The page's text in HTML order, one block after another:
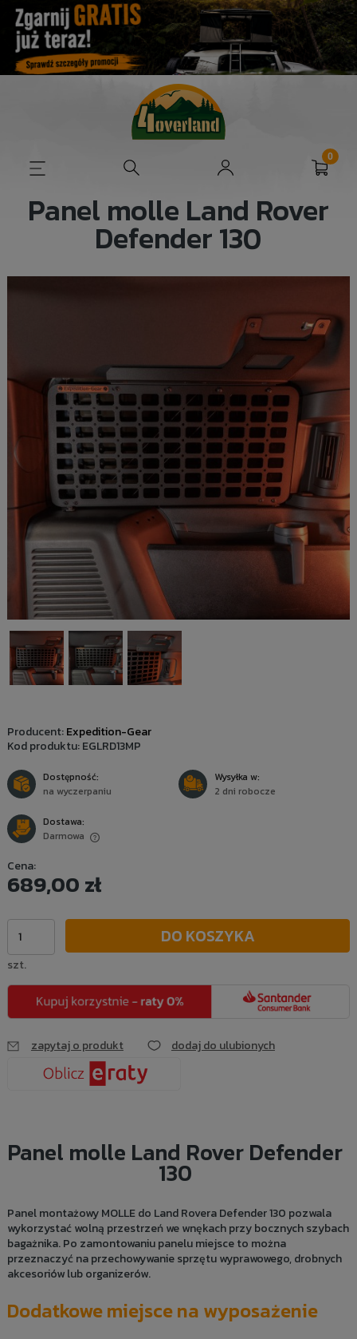
Panel molle Land Rover
Defender 130
Producent:Expedition-Gear
Kod produktu:EGLRD13MP
Dostępność:
na wyczerpaniu
Wysyłka w:
2 dni robocze
Dostawa:
Darmowa
Cena:
689,00 zł
szt.
DO KOSZYKA
zapytaj o produkt dodaj do ulubionych
Panel molle Land Rover Defender
130
Panel montażowy MOLLE do Land Rovera Defender 130 pozwala
wykorzystać wolną przestrzeń we wnękach przy bocznych szybach
bagażnika. Po zamontowaniu panelu miejsce to można
przeznaczyć na przechowywanie sprzętu wyprawowego, drobnych
akcesoriów lub organizerów.
Dodatkowe miejsce na wyposażenie